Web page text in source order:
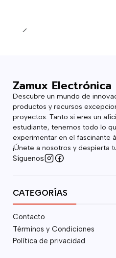
Zamux Electrónica
Descubre un mundo de
productos y recursos
proyectos. Tanto si eres un
estudiante, tenemos todo lo
experimentar en el fascinante
¡Únete a nosotros y despierta
Síguenos
CATEGORÍAS
Contacto
Términos y Condiciones
Política de privacidad